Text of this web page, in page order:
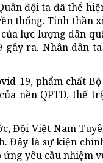
đội ta đã thể
thống. Tinh thần
lực lượng dân
gây ra. Nhân dân
19, phẩm chất
nền QPTD, thế
Đội Việt Nam
Đây là sự kiện
yêu cầu nhiệm